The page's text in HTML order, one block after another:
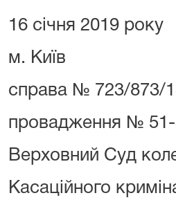
16 січня 2019 року
м. Київ
справа № 723/873/
провадження №
Верховний Суд
Касаційного